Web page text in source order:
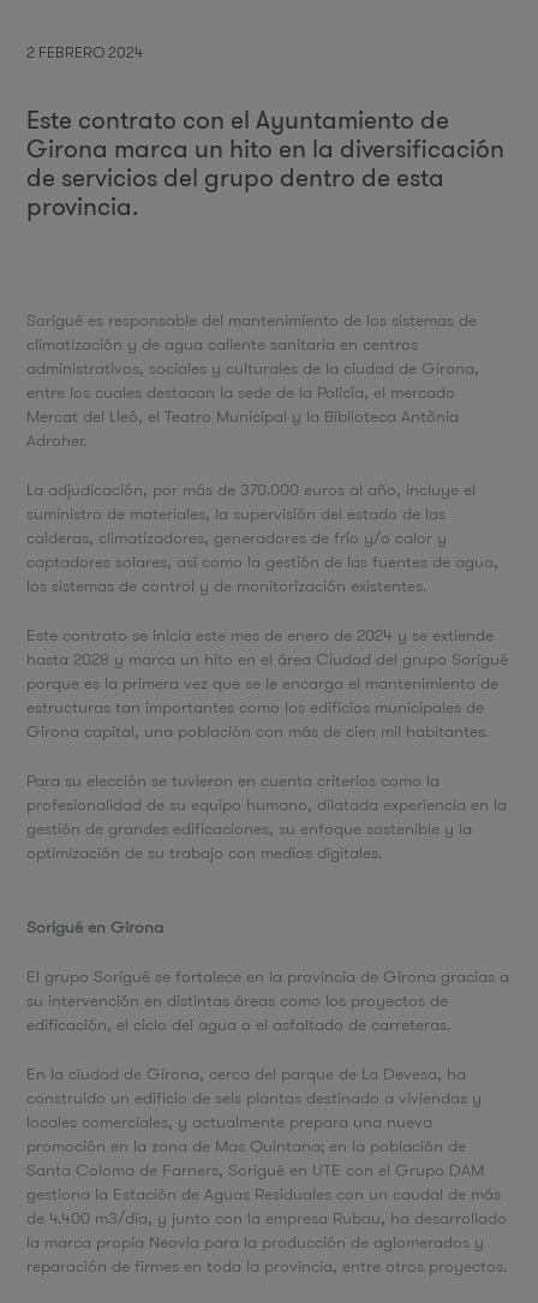
2 FEBRERO 2024
Este contrato con el Ayuntamiento de
Girona marca un hito en la diversificación
de servicios del grupo dentro de esta
provincia.
Sorigué es responsable del mantenimiento de los sistemas de
climatización y de agua caliente sanitaria en centros
administrativos, sociales y culturales de la ciudad de Girona,
entre los cuales destacan la sede de la Policía, el mercado
Mercat del Lleó, el Teatro Municipal y la Biblioteca Antònia
Adroher.
La adjudicación, por más de 370.000 euros al año, incluye el
suministro de materiales, la supervisión del estado de las
calderas, climatizadores, generadores de frío y/o calor y
captadores solares, así como la gestión de las fuentes de agua,
los sistemas de control y de monitorización existentes.
Este contrato se inicia este mes de enero de 2024 y se extiende
hasta 2028 y marca un hito en el área Ciudad del grupo Sorigué
porque es la primera vez que se le encarga el mantenimiento de
estructuras tan importantes como los edificios municipales de
Girona capital, una población con más de cien mil habitantes.
Para su elección se tuvieron en cuenta criterios como la
profesionalidad de su equipo humano, dilatada experiencia en la
gestión de grandes edificaciones, su enfoque sostenible y la
optimización de su trabajo con medios digitales.
Sorigué en Girona
El grupo Sorigué se fortalece en la provincia de Girona gracias a
su intervención en distintas áreas como los proyectos de
edificación, el ciclo del agua o el asfaltado de carreteras.
En la ciudad de Girona, cerca del parque de La Devesa, ha
construido un edificio de seis plantas destinado a viviendas y
locales comerciales, y actualmente prepara una nueva
promoción en la zona de Mas Quintana; en la población de
Santa Coloma de Farners, Sorigué en UTE con el Grupo DAM
gestiona la Estación de Aguas Residuales con un caudal de más
de 4.400 m3/día, y junto con la empresa Rubau, ha desarrollado
la marca propia Neovia para la producción de aglomerados y
reparación de firmes en toda la provincia, entre otros proyectos.